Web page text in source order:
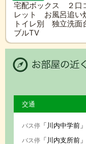
宅配ボックス ２口
レット お風呂追
トイレ別 独立洗
ブルTV
交通
バス停「川内中学前」
バス停「川内支所前」